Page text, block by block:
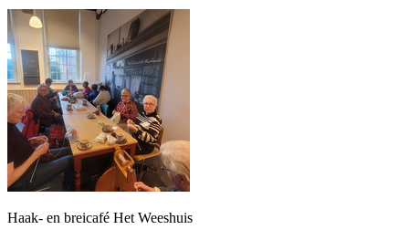
Haak- en breicafé Het Weeshuis